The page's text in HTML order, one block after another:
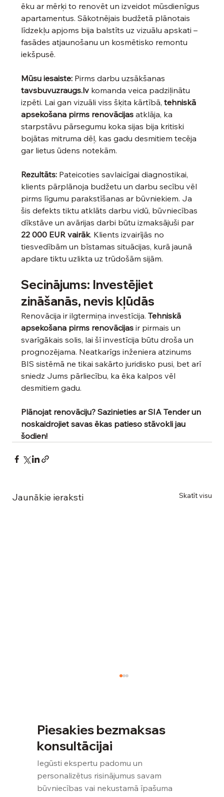
ēku ar mērķi to renovēt un izveidot mūsdienīgus
apartamentus. Sākotnējais budžetā plānotais
līdzekļu apjoms bija balstīts uz vizuālu apskati –
fasādes atjaunošanu un kosmētisko remontu
iekšpusē.
Mūsu iesaiste: Pirms darbu uzsākšanas
tavsbuvuzraugs.lv komanda veica padziļinātu
izpēti. Lai gan vizuāli viss šķita kārtībā, tehniskā
apsekošana pirms renovācijas atklāja, ka
starpstāvu pārsegumu koka sijas bija kritiski
bojātas mitruma dēļ, kas gadu desmitiem tecēja
gar lietus ūdens notekām.
Rezultāts: Pateicoties savlaicīgai diagnostikai,
klients pārplānoja budžetu un darbu secību vēl
pirms līgumu parakstīšanas ar būvniekiem. Ja
šis defekts tiktu atklāts darbu vidū, būvniecības
dīkstāve un avārijas darbi būtu izmaksājuši par
22 000 EUR vairāk. Klients izvairījās no
tiesvedībām un bīstamas situācijas, kurā jaunā
apdare tiktu uzlikta uz trūdošām sijām.
Secinājums: Investējiet
zināšanās, nevis kļūdās
Renovācija ir ilgtermiņa investīcija. Tehniskā
apsekošana pirms renovācijas ir pirmais un
svarīgākais solis, lai šī investīcija būtu droša un
prognozējama. Neatkarīgs inženiera atzinums
BIS sistēmā ne tikai sakārto juridisko pusi, bet arī
sniedz Jums pārliecību, ka ēka kalpos vēl
desmitiem gadu.
Plānojat renovāciju? Sazinieties ar SIA Tender un
noskaidrojiet savas ēkas patieso stāvokli jau
šodien!
Jaunākie ieraksti Skatīt visu
Ēkas tehniskās apsekošanas cena -
Piesakies bezmaksas
konsultācijai
Iegūsti ekspertu padomu un
personalizētus risinājumus savam
būvniecības vai nekustamā īpašuma